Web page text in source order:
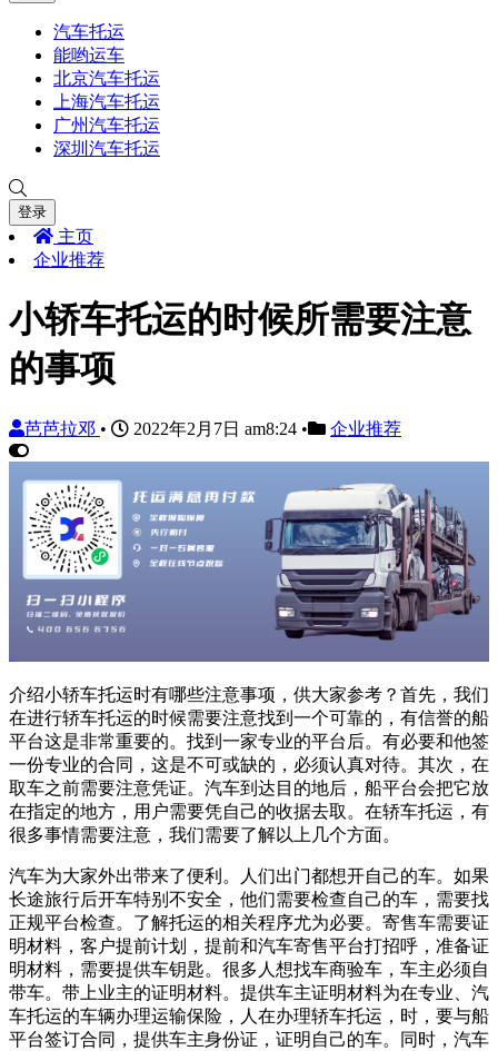
汽车托运
能哟运车
北京汽车托运
上海汽车托运
广州汽车托运
深圳汽车托运
登录
主页
企业推荐
小轿车托运的时候所需要注意
的事项
芭芭拉邓 • 2022年2月7日 am8:24 • 企业推荐
介绍小轿车托运时有哪些注意事项，供大家参考？首先，我们
在进行轿车托运的时候需要注意找到一个可靠的，有信誉的船
平台这是非常重要的。找到一家专业的平台后。有必要和他签
一份专业的合同，这是不可或缺的，必须认真对待。其次，在
取车之前需要注意凭证。汽车到达目的地后，船平台会把它放
在指定的地方，用户需要凭自己的收据去取。在轿车托运，有
很多事情需要注意，我们需要了解以上几个方面。
汽车为大家外出带来了便利。人们出门都想开自己的车。如果
长途旅行后开车特别不安全，他们需要检查自己的车，需要找
正规平台检查。了解托运的相关程序尤为必要。寄售车需要证
明材料，客户提前计划，提前和汽车寄售平台打招呼，准备证
明材料，需要提供车钥匙。很多人想找车商验车，车主必须自
带车。带上业主的证明材料。提供车主证明材料为在专业、汽
车托运的车辆办理运输保险，人在办理轿车托运，时，要与船
平台签订合同，提供车主身份证，证明自己的车。同时，汽车